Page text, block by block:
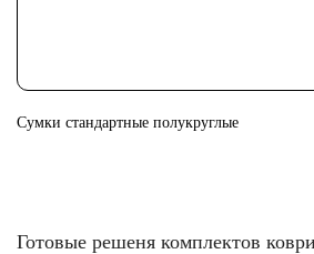
Сумки стандартные полукруглые
Готовые решеня комплектов